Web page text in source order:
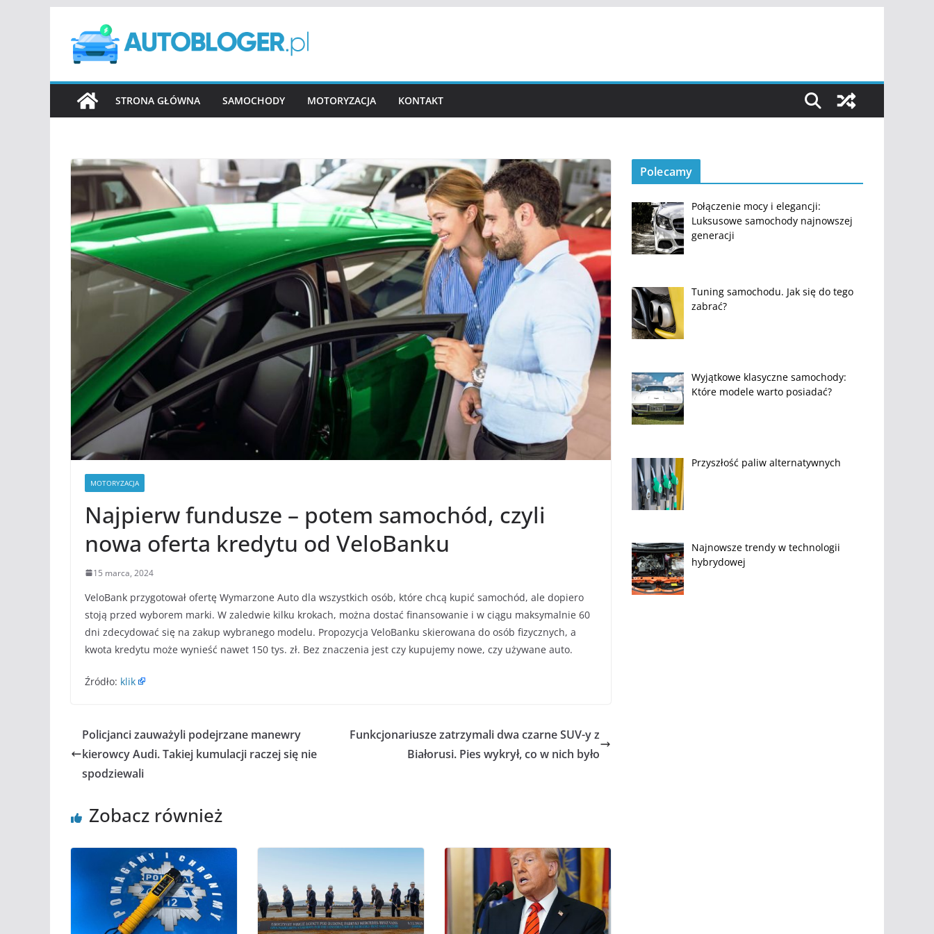
treści
STRONA GŁÓWNA SAMOCHODY MOTORYZACJA KONTAKT
MOTORYZACJA
Najpierw fundusze – potem samochód, czyli
nowa oferta kredytu od VeloBanku
15 marca, 2024
VeloBank przygotował ofertę Wymarzone Auto dla wszystkich osób, które chcą kupić samochód, ale dopiero
stoją przed wyborem marki. W zaledwie kilku krokach, można dostać finansowanie i w ciągu maksymalnie 60
dni zdecydować się na zakup wybranego modelu. Propozycja VeloBanku skierowana do osób fizycznych, a
kwota kredytu może wynieść nawet 150 tys. zł. Bez znaczenia jest czy kupujemy nowe, czy używane auto.
Źródło: klik
Policjanci zauważyli podejrzane manewry
kierowcy Audi. Takiej kumulacji raczej się nie
spodziewali
Funkcjonariusze zatrzymali dwa czarne SUV-y z
Białorusi. Pies wykrył, co w nich było
Zobacz również
Polecamy
Połączenie mocy i elegancji:
Luksusowe samochody najnowszej
generacji
Tuning samochodu. Jak się do tego
zabrać?
Wyjątkowe klasyczne samochody:
Które modele warto posiadać?
Przyszłość paliw alternatywnych
Najnowsze trendy w technologii
hybrydowej